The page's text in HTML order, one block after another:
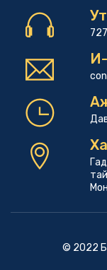
© 2022